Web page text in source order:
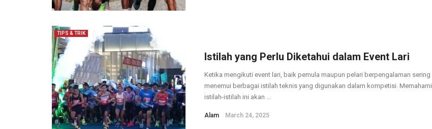
TIPS & TRIK
Istilah yang Perlu Diketahui dalam Event Lari
Ketika mengikuti event lari, baik pemula maupun pelari berpengalaman sering
menemui berbagai istilah teknis yang digunakan dalam kompetisi. Memahami
istilah-istilah ini akan ...
Alam March 24, 2025